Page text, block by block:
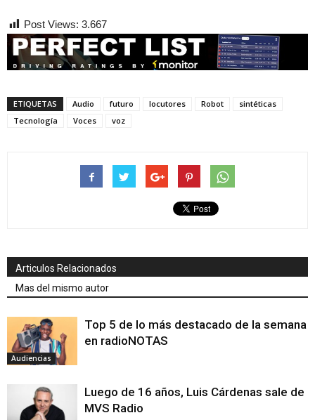
Post Views: 3.667
ETIQUETAS Audio futuro locutores Robot
sintéticas
Tecnología
Voces voz
Articulos Relacionados
Mas del mismo autor
Audiencias
Top 5 de lo más destacado de la semana
en radioNOTAS
Luego de 16 años, Luis Cárdenas sale de
MVS Radio